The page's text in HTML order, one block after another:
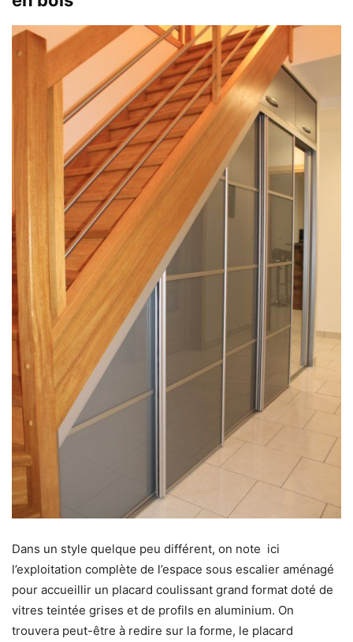
Dans un style quelque peu différent, on note ici
l’exploitation complète de l’espace sous escalier aménagé
pour accueillir un placard coulissant grand format doté de
vitres teintée grises et de profils en aluminium. On
trouvera peut-être à redire sur la forme, le placard